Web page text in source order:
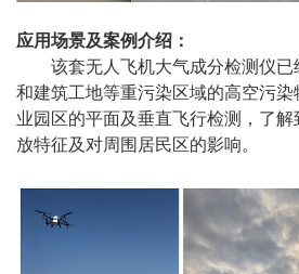
应用场景及案例介绍：
该套无人飞机大气成分检测仪
和建筑工地等重污染区域的高空污
业园区的平面及垂直飞行检测，了
放特征及对周围居民区的影响。